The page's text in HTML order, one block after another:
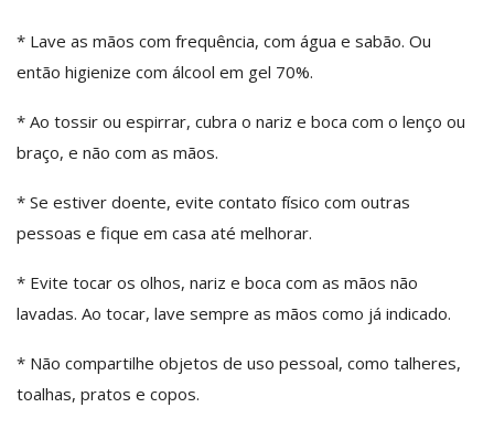
* Lave as mãos com frequência, com água e sabão. Ou
então higienize com álcool em gel 70%.
* Ao tossir ou espirrar, cubra o nariz e boca com o lenço ou
braço, e não com as mãos.
* Se estiver doente, evite contato físico com outras
pessoas e fique em casa até melhorar.
* Evite tocar os olhos, nariz e boca com as mãos não
lavadas. Ao tocar, lave sempre as mãos como já indicado.
* Não compartilhe objetos de uso pessoal, como talheres,
toalhas, pratos e copos.